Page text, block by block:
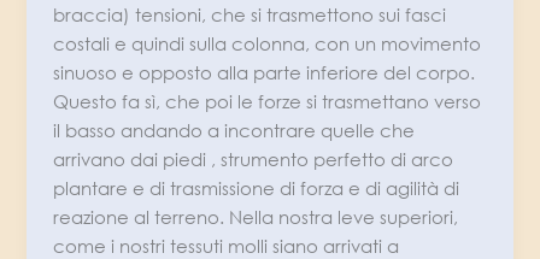
braccia) tensioni, che si trasmettono sui fasci
costali e quindi sulla colonna, con un movimento
sinuoso e opposto alla parte inferiore del corpo.
Questo fa sì, che poi le forze si trasmettano verso
il basso andando a incontrare quelle che
arrivano dai piedi , strumento perfetto di arco
plantare e di trasmissione di forza e di agilità di
reazione al terreno. Nella nostra leve superiori,
come i nostri tessuti molli siano arrivati a